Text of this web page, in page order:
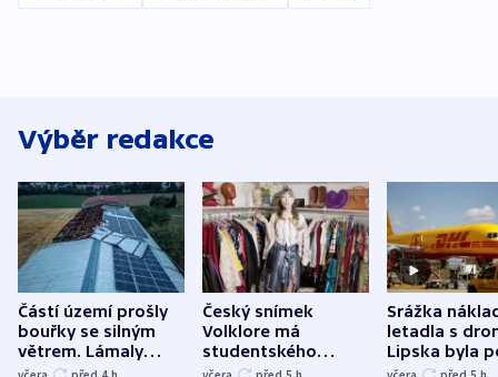
Výběr redakce
Částí území prošly
bouřky se silným
větrem. Lámaly
stromy a poničily
Český snímek
Volklore má
studentského
Oscara, zabojuje o
Srážka
letadla s
Lipska byla
německého